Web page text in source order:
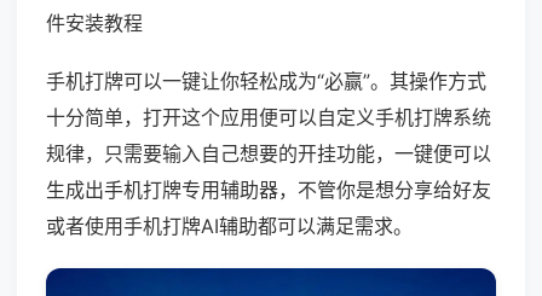
件安装教程
手机打牌可以一键让你轻松成为“必赢”。其操作方式
十分简单，打开这个应用便可以自定义手机打牌系统
规律，只需要输入自己想要的开挂功能，一键便可以
生成出手机打牌专用辅助器，不管你是想分享给好友
或者使用手机打牌AI辅助都可以满足需求。